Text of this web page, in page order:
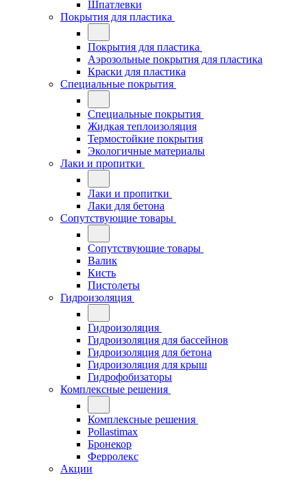
Шпатлевки
Покрытия для пластика
Покрытия для пластика
Аэрозольные покрытия для пластика
Краски для пластика
Специальные покрытия
Специальные покрытия
Жидкая теплоизоляция
Термостойкие покрытия
Экологичные материалы
Лаки и пропитки
Лаки и пропитки
Лаки для бетона
Сопутствующие товары
Сопутствующие товары
Валик
Кисть
Пистолеты
Гидроизоляция
Гидроизоляция
Гидроизоляция для бассейнов
Гидроизоляция для бетона
Гидроизоляция для крыш
Гидрофобизаторы
Комплексные решения
Комплексные решения
Pollastimax
Бронекор
Ферролекс
Акции